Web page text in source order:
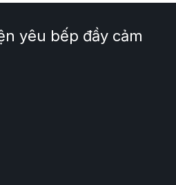
yêu bếp đầy cảm